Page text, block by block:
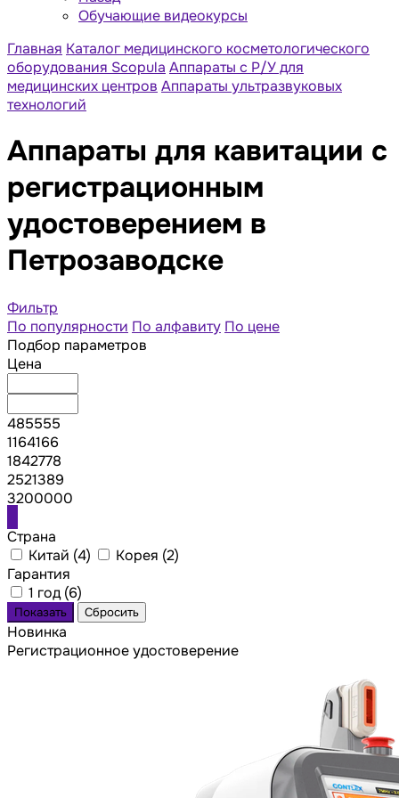
Обучающие видеокурсы
Главная Каталог медицинского косметологического
оборудования Scopula Аппараты с Р/У для
медицинских центров Аппараты ультразвуковых
технологий
Аппараты для кавитации с
регистрационным
удостоверением в
Петрозаводске
Фильтр
По популярности По алфавиту По цене
Подбор параметров
Цена
485555
1164166
1842778
2521389
3200000
Страна
Китай (4) Корея (2)
Гарантия
1 год (6)
Новинка
Регистрационное удостоверение